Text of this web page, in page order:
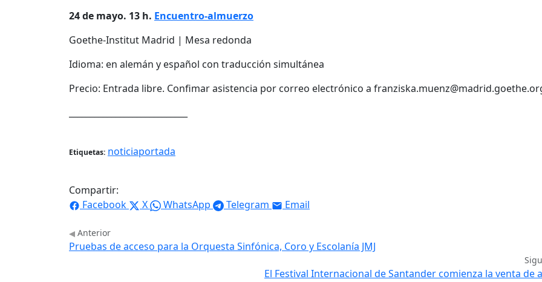
24 de mayo. 13 h. Encuentro-almuerzo
Goethe-Institut Madrid | Mesa redonda
Idioma: en alemán y español con traducción simultánea
Precio: Entrada libre. Confimar asistencia por correo electrónico a
Etiquetas: noticiaportada
Compartir:
Facebook
X WhatsApp Telegram Email
Anterior
Pruebas de acceso para la Orquesta Sinfónica, Coro y Escolanía JMJ
El Festival Internacional de Santander comienza la venta de